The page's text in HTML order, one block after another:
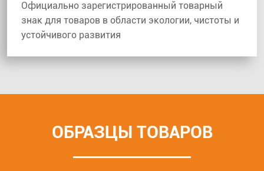
Официально зарегистрированный товарный
знак для товаров в области экологии, чистоты и
устойчивого развития
ОБРАЗЦЫ ТОВАРОВ